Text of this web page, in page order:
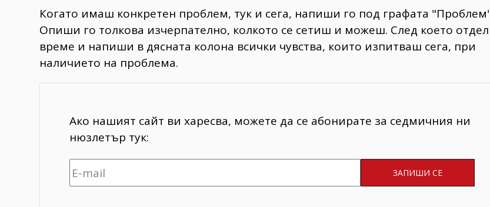
Когато имаш конкретен проблем, тук и сега, напиши го под графата
Опиши го толкова изчерпателно, колкото се сетиш и можеш. След което
време и напиши в дясната колона всички чувства, които изпитваш сега, при
наличието на проблема.
Ако нашият сайт ви харесва, можете да се абонирате за седмичния ни
нюзлетър тук: